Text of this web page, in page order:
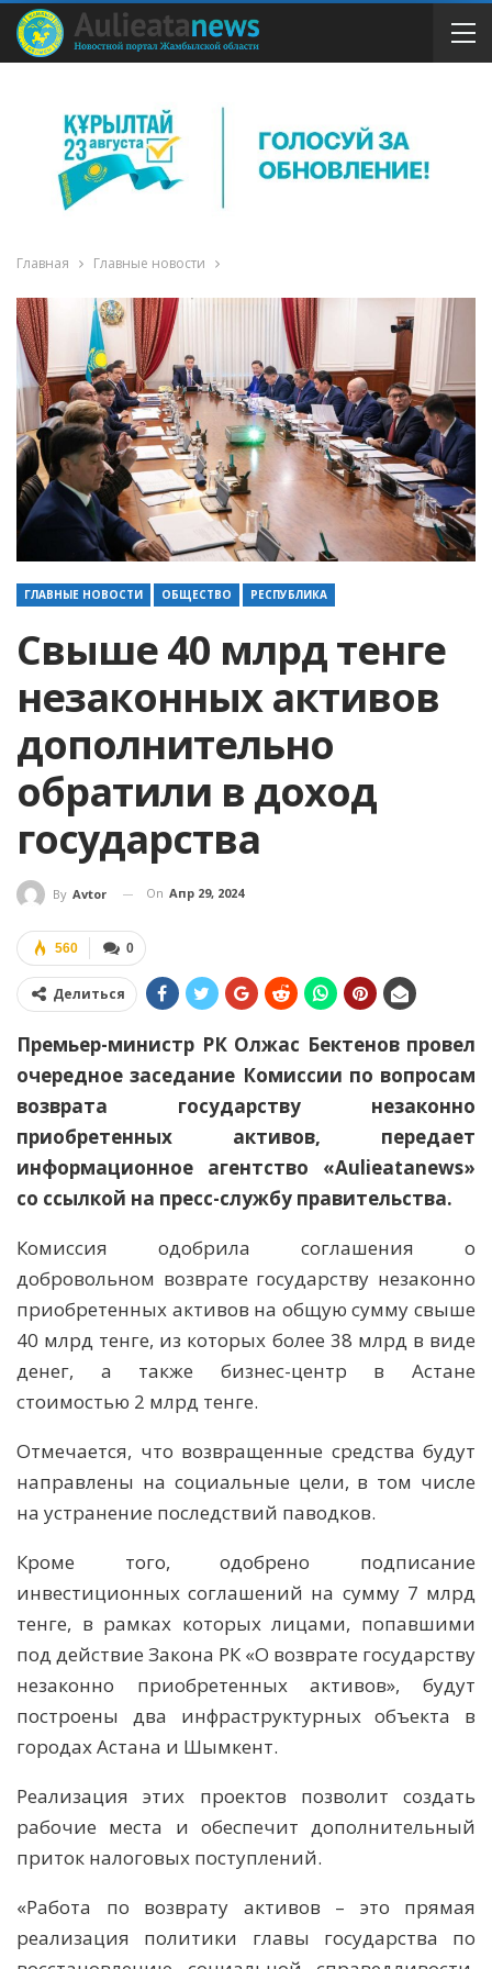
Главная Главные новости
ГЛАВНЫЕ НОВОСТИ ОБЩЕСТВО РЕСПУБЛИКА
Свыше 40 млрд тенге
незаконных активов
дополнительно
обратили в доход
государства
By Avtor On Апр 29, 2024
0
560
Делиться
Премьер-министр РК Олжас Бектенов провел
очередное заседание Комиссии по вопросам
возврата государству незаконно
приобретенных активов, передает
информационное агентство «Aulieatanews»
со ссылкой на пресс-службу правительства.
Комиссия одобрила соглашения о
добровольном возврате государству незаконно
приобретенных активов на общую сумму свыше
40 млрд тенге, из которых более 38 млрд в виде
денег, а также бизнес-центр в Астане
стоимостью 2 млрд тенге.
Отмечается, что возвращенные средства будут
направлены на социальные цели, в том числе
на устранение последствий паводков.
Кроме того, одобрено подписание
инвестиционных соглашений на сумму 7 млрд
тенге, в рамках которых лицами, попавшими
под действие Закона РК «О возврате государству
незаконно приобретенных активов», будут
построены два инфраструктурных объекта в
городах Астана и Шымкент.
Реализация этих проектов позволит создать
рабочие места и обеспечит дополнительный
приток налоговых поступлений.
«Работа по возврату активов – это прямая
реализация политики главы государства по